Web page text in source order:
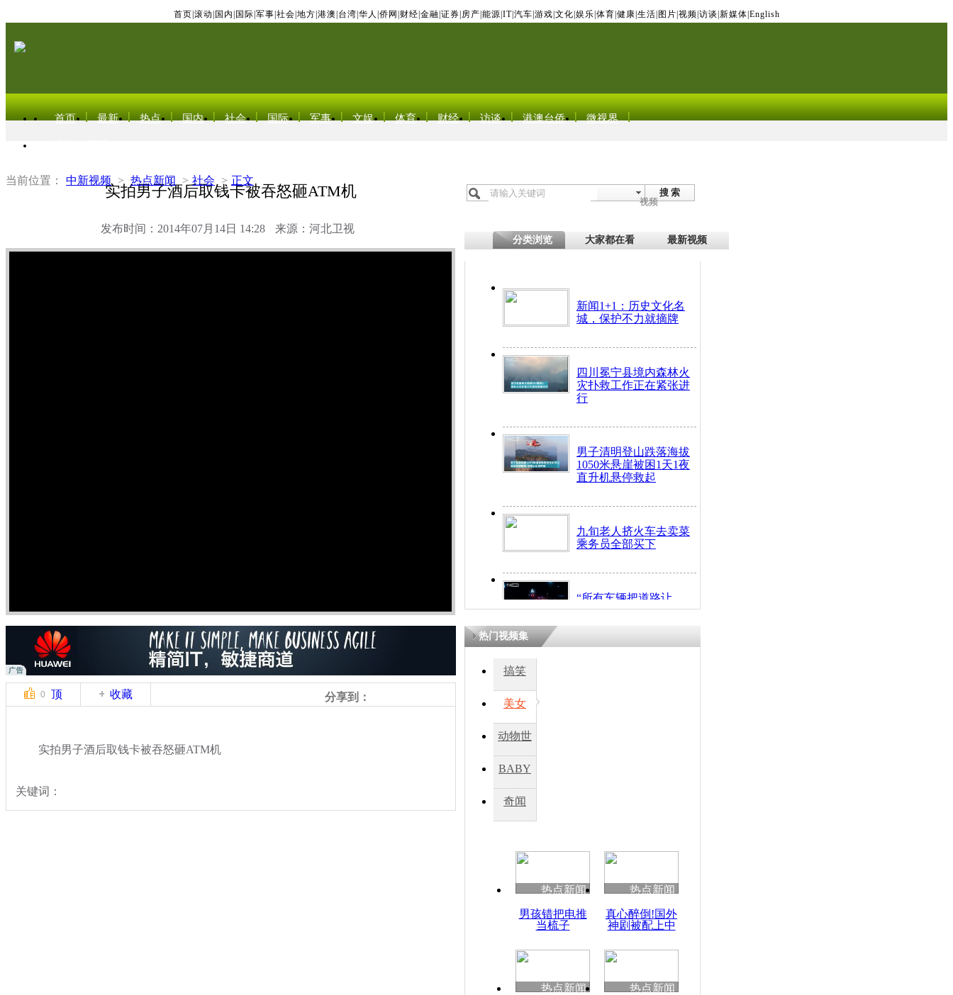
首页 滚动 国内 国际 军事 社会 地方 港澳 台湾 华人 侨网 财经 金融 证券 房产 能源 IT| 汽车 游戏 文化 娱乐 体育 健康 生活 图片 视频 访谈 新媒体 English
首页 最新 热点 国内 社会 国际 军事 文娱 体育 财经 访谈 港澳台侨 微视界
当前位置： 中新视频 > 热点新闻 > 社会 > 正文
实拍男子酒后取钱卡被吞怒砸ATM机
发布时间：2014年07月14日 14:28 来源：河北卫视
搜 索
视频
分类浏览 大家都在看 最新视频
新闻1+1：历史文化名
城，保护不力就摘牌
四川冕宁县境内森林火
灾扑救工作正在紧张进
行
男子清明登山跌落海拔
1050米悬崖被困1天1夜
直升机悬停救起
九旬老人挤火车去卖菜
乘务员全部买下
“所有车辆把道路让
开！”儿童突发疾病交
因
度苗族花山节
魂
0 顶 收藏 分享到：
实拍男子酒后取钱卡被吞怒砸ATM机
关键词：
热门视频集
搞笑
美女
动物世
BABY
秀
奇闻
热点新闻
男孩错把电推
当梳子
热点新闻
真心醉倒!国外
神剧被配上中
热点新闻
热点新闻